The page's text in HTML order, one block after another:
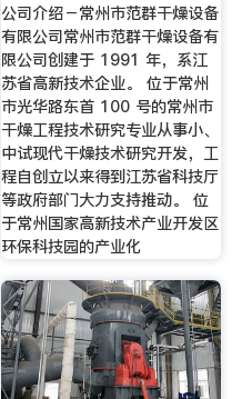
公司介绍－常州市范群干燥设备
有限公司常州市范群干燥设备有
限公司创建于 1991 年，系江
苏省高新技术企业。 位于常州
市光华路东首 100 号的常州市
干燥工程技术研究专业从事小、
中试现代干燥技术研究开发，工
程自创立以来得到江苏省科技厅
等政府部门大力支持推动。 位
于常州国家高新技术产业开发区
环保科技园的产业化